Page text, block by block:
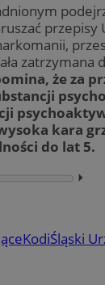
przepisy
zatrzymana
że za
kara
do lat 5.
⏵︎
KodiŚląski